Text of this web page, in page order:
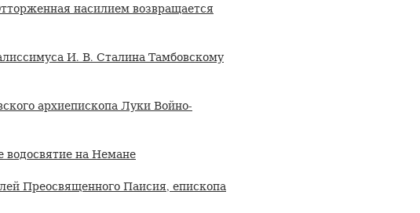
насилием возвращается
И. В. Сталина Тамбовскому
архиепископа Луки Войно-
на Немане
Преосвященного Паисия, епископа